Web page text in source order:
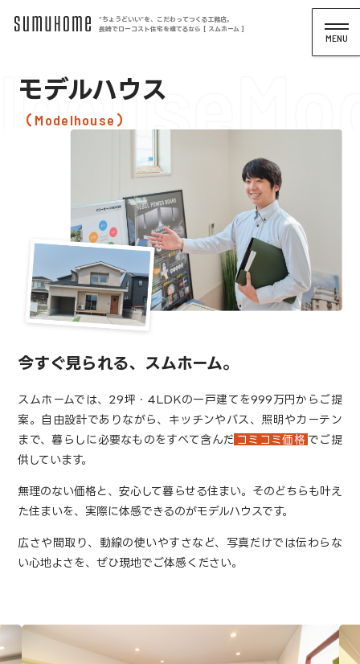
“ちょうどいい”を、こだわってつくる工務店。
長崎でローコスト住宅を建てるなら [ スムホーム ]
モデルハウス
Modelhouse
今すぐ見られる、スムホーム。
スムホームでは、29坪・4LDKの一戸建てを999万円からご提
案。
自由設計でありながら、キッチンやバス、照明やカーテン
まで、暮らしに必要なものをすべて含んだ コミコミ価格 でご提
供しています。
無理のない価格と、安心して暮らせる住まい。 そのどちらも叶え
た住まいを、実際に体感できるのがモデルハウスです。
広さや間取り、動線の使いやすさなど、写真だけでは伝わらな
い心地よさを、ぜひ現地でご体感ください。